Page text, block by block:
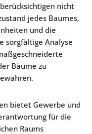
nicht
jedes Baumes,
und die
sorgfältige Analyse
Bäume zu
bietet Gewerbe und
für die
Raums